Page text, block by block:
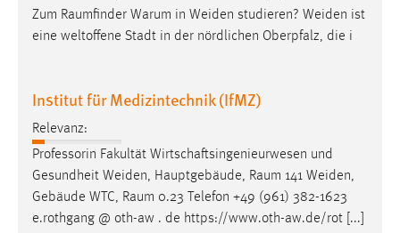
Zum Raumfinder Warum in Weiden studieren? Weiden ist
eine weltoffene Stadt in der nördlichen Oberpfalz, die i
Institut für Medizintechnik (IfMZ)
Relevanz:
Professorin Fakultät Wirtschaftsingenieurwesen und
Gesundheit Weiden, Hauptgebäude, Raum 141 Weiden,
Gebäude WTC, Raum 0.23 Telefon +49 (961) 382-1623
e.rothgang @ oth-aw . de https://www.oth-aw.de/rot [...]
_fbp
Anbieter:
Zweck:
Cookie Laufzeit:
3 Monate